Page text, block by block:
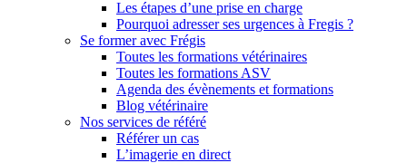
Les étapes d’une prise en charge
Pourquoi adresser ses urgences à Fregis ?
Se former avec Frégis
Toutes les formations vétérinaires
Toutes les formations ASV
Agenda des évènements et formations
Blog vétérinaire
Nos services de référé
Référer un cas
L’imagerie en direct